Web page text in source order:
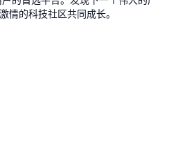
情的科技社区共同成长。